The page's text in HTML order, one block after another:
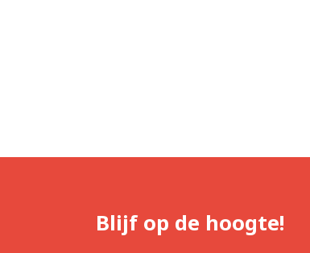
Blijf op de hoogte!